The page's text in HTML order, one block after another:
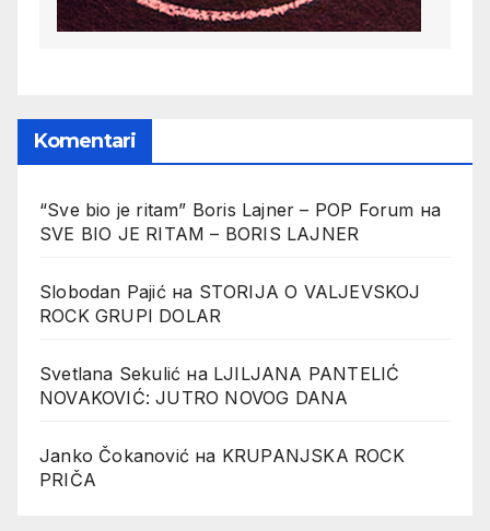
Komentari
“Sve bio je ritam” Boris Lajner – POP Forum на
SVE BIO JE RITAM – BORIS LAJNER
Slobodan Pajićна STORIJA O VALJEVSKOJ
ROCK GRUPI DOLAR
Svetlana Sekulić на LJILJANA PANTELIĆ
NOVAKOVIĆ: JUTRO NOVOG DANA
Janko Čokanović на KRUPANJSKA ROCK
PRIČA